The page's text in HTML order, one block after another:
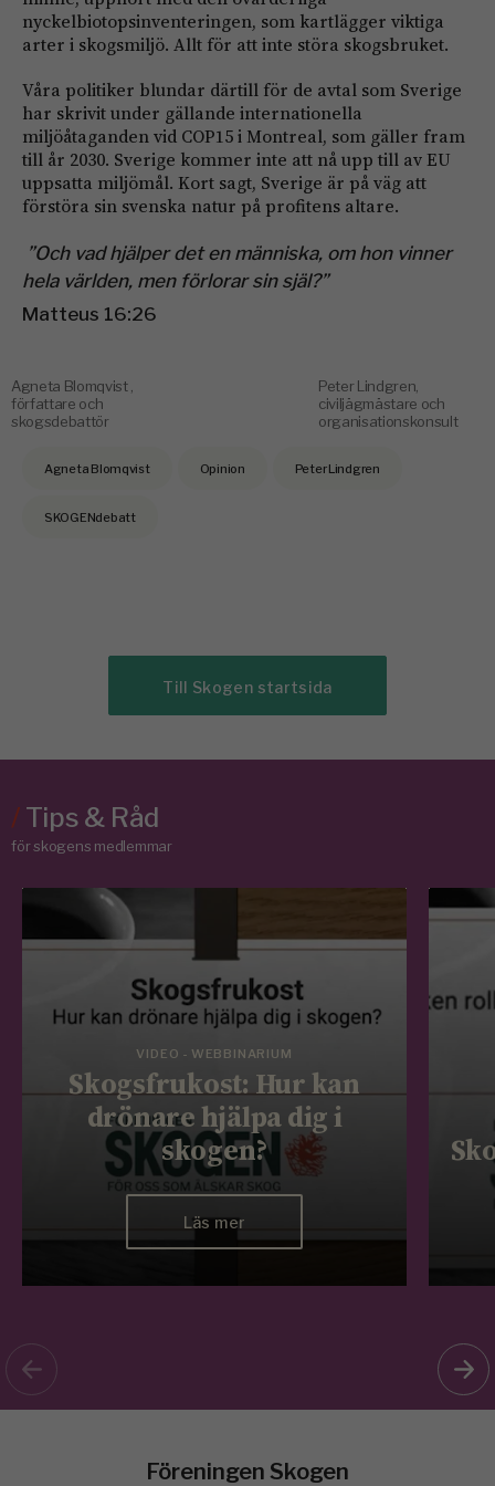
nyckelbiotopsinventeringen, som kartlägger viktiga
arter i skogsmiljö. Allt för att inte störa skogsbruket.
Våra politiker blundar därtill för de avtal som Sverige
har skrivit under gällande internationella
miljöåtaganden vid COP15 i Montreal, som gäller fram
till år 2030. Sverige kommer inte att nå upp till av EU
uppsatta miljömål. Kort sagt, Sverige är på väg att
förstöra sin svenska natur på profitens altare.
”Och vad hjälper det en människa, om hon vinner
hela världen, men förlorar sin själ?”
Matteus 16:26
Agneta Blomqvist ,
författare och
skogsdebattör
Peter Lindgren,
civiljägmästare och
organisationskonsult
Agneta Blomqvist Opinion Peter Lindgren
SKOGENdebatt
Till Skogen startsida
/Tips & Råd
för skogens medlemmar
VIDEO - WEBBINARIUM
Skogsfrukost: Hur kan
drönare hjälpa dig i
skogen?
Läs mer
Föreningen Skogen